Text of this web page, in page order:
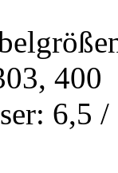
400
6,5